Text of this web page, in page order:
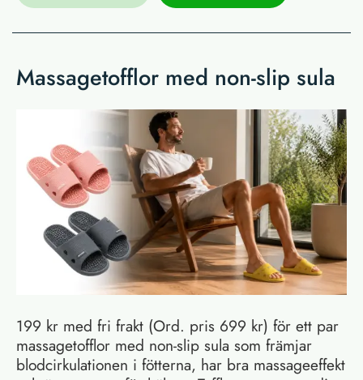
Massagetofflor med non-slip sula
199 kr med fri frakt (Ord. pris 699 kr) för ett par
massagetofflor med non-slip sula som främjar
blodcirkulationen i fötterna, har bra massageeffekt